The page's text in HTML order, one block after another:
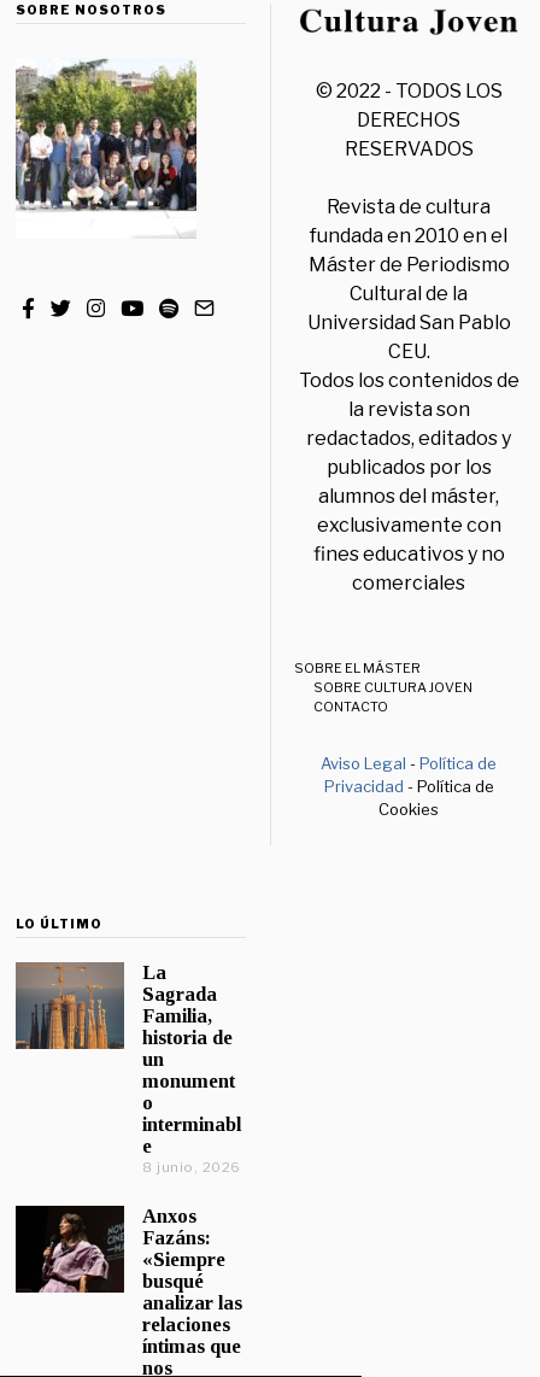
SOBRE NOSOTROS
© 2022 - TODOS LOS
DERECHOS
RESERVADOS
Revista de cultura
fundada en 2010 en el
Máster de Periodismo
Cultural de la
Universidad San Pablo
CEU.
Todos los contenidos de
la revista son
redactados, editados y
publicados por los
alumnos del máster,
exclusivamente con
fines educativos y no
comerciales
SOBRE EL MÁSTER
SOBRE CULTURA JOVEN
CONTACTO
Aviso Legal -Política de
Privacidad - Política de
Cookies
LO ÚLTIMO
La
Sagrada
Familia,
historia de
un
monument
o
interminabl
e
8 junio, 2026
Anxos
Fazáns:
«Siempre
busqué
analizar las
relaciones
íntimas que
nos